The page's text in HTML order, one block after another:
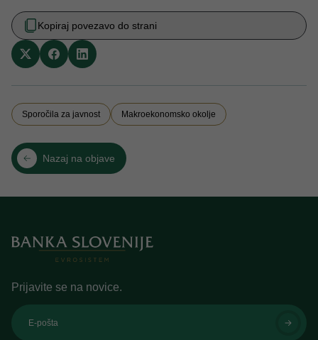
Kopiraj povezavo do strani
Sporočila za javnost Makroekonomsko okolje
Nazaj na objave
Prijavite se na novice.
E-pošta